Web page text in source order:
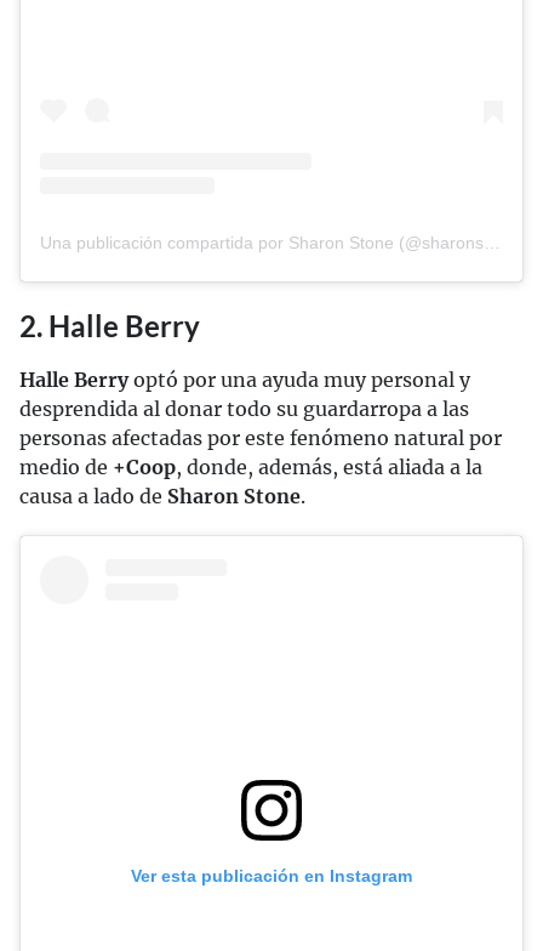
2. Halle Berry
Halle Berryoptó por una ayuda muy personal y
desprendida al donar todo su guardarropa a las
personas afectadas por este fenómeno natural por
medio de +Coop, donde, además, está aliada a la
causa a lado de Sharon Stone.
Ver esta publicación en Instagram